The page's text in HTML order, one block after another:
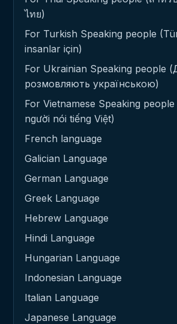
ไทย)
For Turkish Speaking people
insanlar için)
For Ukrainian Speaking people
розмовляють українською)
For Vietnamese Speaking
người nói tiếng Việt)
French language
Galician Language
German Language
Greek Language
Hebrew Language
Hindi Language
Hungarian Language
Indonesian Language
Italian Language
Japanese Language